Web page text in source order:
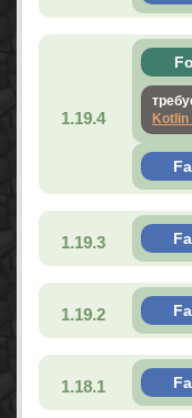
1.19.4
Kotlin
1.19.3
1.19.2
1.18.1